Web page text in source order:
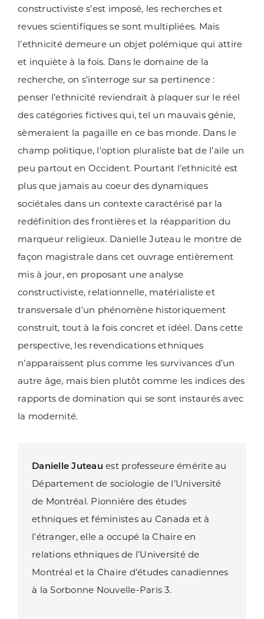
constructiviste s’est imposé, les recherches et
revues scientifiques se sont multipliées. Mais
l’ethnicité demeure un objet polémique qui attire
et inquiète à la fois. Dans le domaine de la
recherche, on s’interroge sur sa pertinence :
penser l’ethnicité reviendrait à plaquer sur le réel
des catégories fictives qui, tel un mauvais génie,
sèmeraient la pagaille en ce bas monde. Dans le
champ politique, l’option pluraliste bat de l’aile un
peu partout en Occident. Pourtant l’ethnicité est
plus que jamais au coeur des dynamiques
sociétales dans un contexte caractérisé par la
redéfinition des frontières et la réapparition du
marqueur religieux. Danielle Juteau le montre de
façon magistrale dans cet ouvrage entièrement
mis à jour, en proposant une analyse
constructiviste, relationnelle, matérialiste et
transversale d’un phénomène historiquement
construit, tout à la fois concret et idéel. Dans cette
perspective, les revendications ethniques
n’apparaissent plus comme les survivances d’un
autre âge, mais bien plutôt comme les indices des
rapports de domination qui se sont instaurés avec
la modernité.
Danielle Juteau est professeure émérite au
Département de sociologie de l’Université
de Montréal. Pionnière des études
ethniques et féministes au Canada et à
l’étranger, elle a occupé la Chaire en
relations ethniques de l’Université de
Montréal et la Chaire d’études canadiennes
à la Sorbonne Nouvelle-Paris 3.